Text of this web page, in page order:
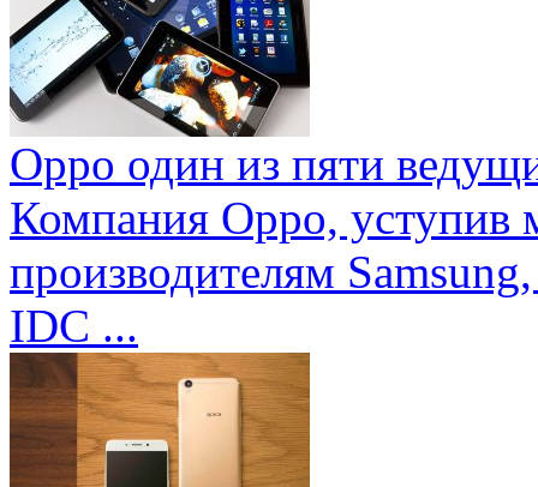
Oppo один из пяти
Компания Oppo, уступив
производителям
IDC ...